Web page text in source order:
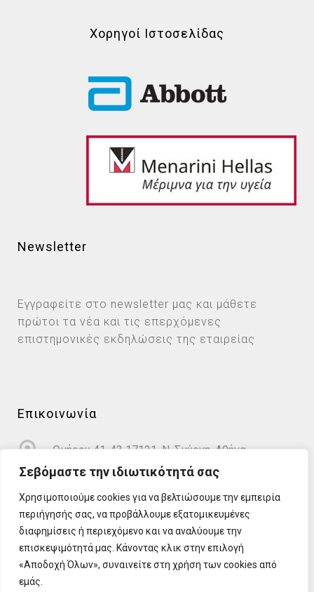
Σεβόμαστε την ιδιωτικότητά σας
Χρησιμοποιούμε cookies για να βελτιώσουμε την εμπειρία
περιήγησής σας, να προβάλλουμε εξατομικευμένες
διαφημίσεις ή περιεχόμενο και να αναλύουμε την
επισκεψιμότητά μας. Κάνοντας κλικ στην επιλογή
«Αποδοχή Όλων», συναινείτε στη χρήση των cookies από
εμάς.
Χορηγοί Ιστοσελίδας
Newsletter
Εγγραφείτε στο newsletter μας και μάθετε
πρώτοι τα νέα και τις επερχόμενες
επιστημονικές εκδηλώσεις της εταιρείας
Επικοινωνία
Ομήρου 41-43 17121, Ν. Σμύρνη, Αθήνα
2110122581